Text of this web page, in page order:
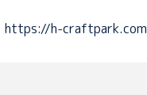
https://h-craftpark.com